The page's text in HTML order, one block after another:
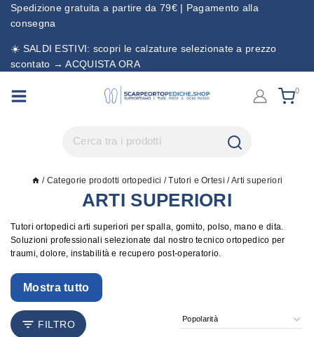
Spedizione gratuita a partire da 79€ | Pagamento alla
consegna
☀️ SALDI ESTIVI: scopri le calzature selezionate a prezzo
scontato → ACQUISTA ORA
0
/ Categorie prodotti ortopedici / Tutori e Ortesi /Arti superiori
ARTI SUPERIORI
Tutori ortopedici arti superiori per spalla, gomito, polso, mano e dita.
Soluzioni professionali selezionate dal nostro tecnico ortopedico per
traumi, dolore, instabilità e recupero post-operatorio.
Mostra tutto
FILTRO